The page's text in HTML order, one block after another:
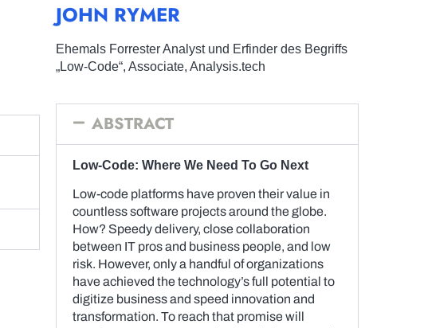
JOHN RYMER
Ehemals Forrester Analyst und Erfinder des Begriffs
„Low-Code“, Associate, Analysis.tech
ABSTRACT
Low-Code: Where We Need To Go Next
Low-code platforms have proven their value in
countless software projects around the globe.
How? Speedy delivery, close collaboration
between IT pros and business people, and low
risk. However, only a handful of organizations
have achieved the technology’s full potential to
digitize business and speed innovation and
transformation. To reach that promise will